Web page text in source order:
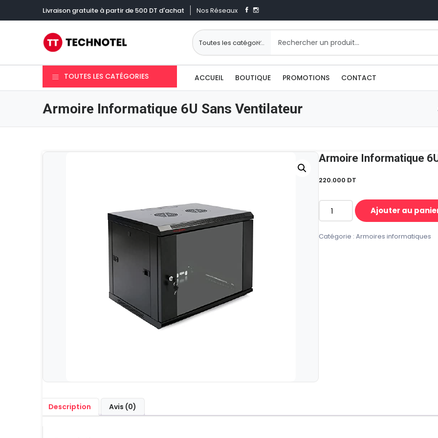
Livraison gratuite à partir de 500 DT d'achat Nos Réseaux
TOUTES LES CATÉGORIES ACCUEIL BOUTIQUE PROMOTIONS CONTACT
Armoire Informatique 6U Sans Ventilateur
Armoire Informatique
220.000 DT
quantité
Armoire
Ajouter au
Catégorie : Armoires informatiques
Description Avis (0)